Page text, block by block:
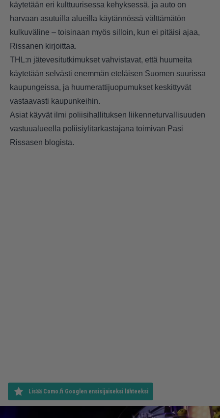
käytetään eri kulttuurisessa kehyksessä, ja auto on
harvaan asutuilla alueilla käytännössä välttämätön
kulkuväline – toisinaan myös silloin, kun ei pitäisi ajaa,
Rissanen kirjoittaa.
THL:n jätevesitutkimukset vahvistavat, että huumeita
käytetään selvästi enemmän eteläisen Suomen suurissa
kaupungeissa, ja huumerattijuopumukset keskittyvät
vastaavasti kaupunkeihin.
Asiat käyvät ilmi poliisihallituksen liikenneturvallisuuden
vastuualueella poliisiylitarkastajana toimivan Pasi
Rissasen blogista.
Lisää Como.fi Googlen ensisijaiseksi lähteeksi